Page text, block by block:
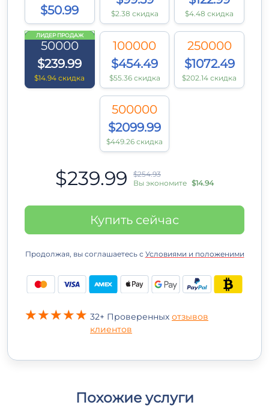
$50.99 $2.38 скидка $4.48 скидка
ЛИДЕР ПРОДАЖ
50000
$239.99
$14.94 скидка
100000
$454.49
$55.36 скидка
250000
$1072.49
$202.14 скидка
500000
$2099.99
$449.26 скидка
$239.99
$254.93
Вы экономите $14.94
Купить сейчас
Продолжая, вы соглашаетесь с Условиями и положеними
32+ Проверенных отзывов
клиентов
Похожие услуги